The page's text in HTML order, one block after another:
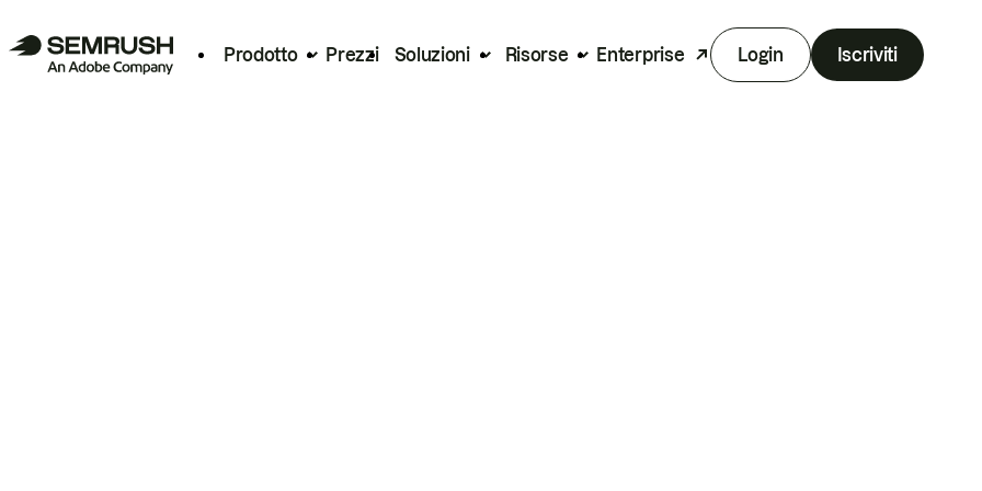
Prodotto Prezzi Soluzioni Risorse Enterprise Login Iscriviti